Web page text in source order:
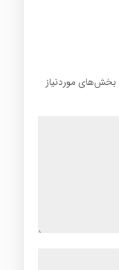
بخش‌های موردنیاز